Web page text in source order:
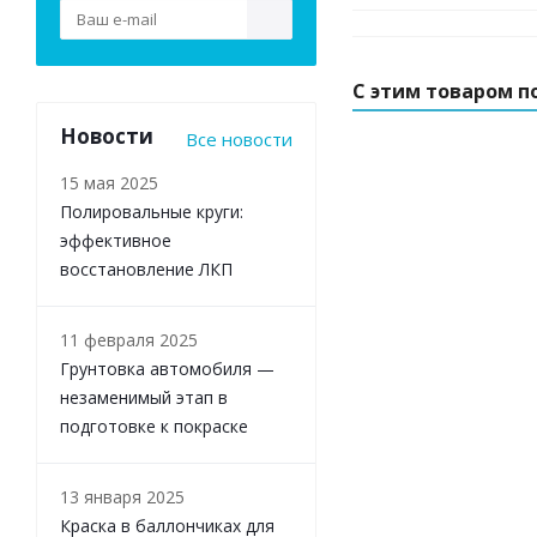
С этим товаром
Новости Все новости
15 мая 2025
Полировальные круги:
эффективное
восстановление ЛКП
11 февраля 2025
Грунтовка автомобиля —
незаменимый этап в
подготовке к покраске
13 января 2025
Краска в баллончиках для